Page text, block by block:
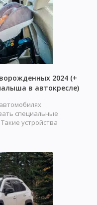
2024 (+
в автокресле)
специальные
устройства